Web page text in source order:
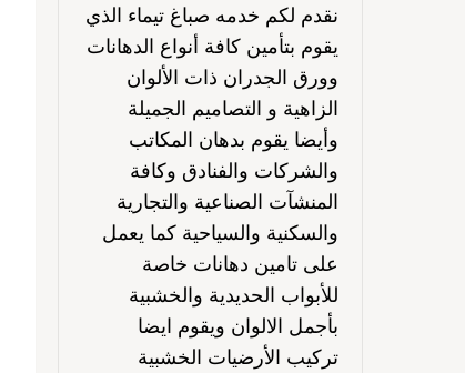
نقدم لكم خدمه صباغ تيماء الذي
يقوم بتأمين كافة أنواع الدهانات
وورق الجدران ذات الألوان
الزاهية و التصاميم الجميلة
وأيضا يقوم بدهان المكاتب
والشركات والفنادق وكافة
المنشآت الصناعية والتجارية
والسكنية والسياحية كما يعمل
على تامين دهانات خاصة
للأبواب الحديدية والخشبية
بأجمل الالوان ويقوم ايضا
تركيب الأرضيات الخشبية